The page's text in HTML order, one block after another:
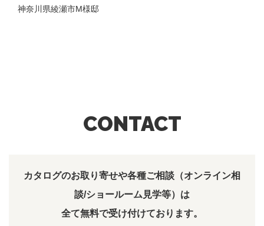
神奈川県綾瀬市M様邸
CONTACT
カタログのお取り寄せや各種ご相談（オンライン相
談/ショールーム見学等）は
全て無料で受け付けております。